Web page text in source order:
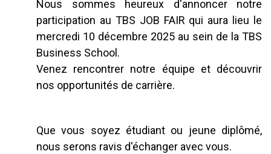
Nous sommes heureux d'annoncer notre
participation au TBS JOB FAIR qui aura lieu le
mercredi 10 décembre 2025 au sein de la TBS
Business School.
Venez rencontrer notre équipe et découvrir
nos opportunités de carrière.
Que vous soyez étudiant ou jeune diplômé,
nous serons ravis d'échanger avec vous.